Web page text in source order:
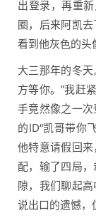
出登录，再重
圈，后来阿凯
看到他灰色的头
大三那年的冬
方等你。”我赶
手竟然像之一
的ID“凯哥带你
他特意请假回
配，输了四局
隙，我们聊起
说出口的遗憾，